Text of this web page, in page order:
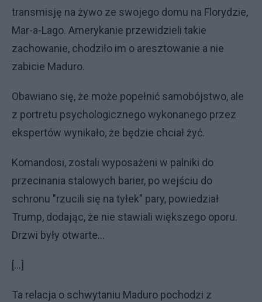
transmisję na żywo ze swojego domu na Florydzie,
Mar-a-Lago. Amerykanie przewidzieli takie
zachowanie, chodziło im o aresztowanie a nie
zabicie Maduro.
Obawiano się, że może popełnić samobójstwo, ale
z portretu psychologicznego wykonanego przez
ekspertów wynikało, że będzie chciał żyć.
Komandosi, zostali wyposażeni w palniki do
przecinania stalowych barier, po wejściu do
schronu "rzucili się na tyłek" pary, powiedział
Trump, dodając, że nie stawiali większego oporu.
Drzwi były otwarte...
[…]
Ta relacja o schwytaniu Maduro pochodzi z